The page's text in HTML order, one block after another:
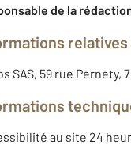
de la
relatives
SAS, 59 rue Pernety,
au site 24